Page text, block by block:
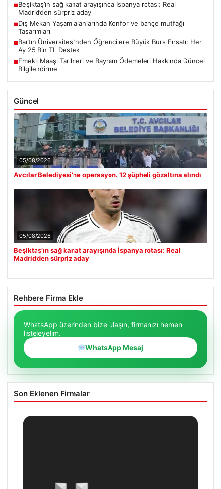
■Beşiktaş’ın sağ kanat arayışında İspanya rotası: Real
Madrid’den sürpriz aday
■Dış Mekan Yaşam alanlarında Konfor ve bahçe mutfağı
Tasarımları
■Bartın Üniversitesi’nden Öğrencilere Büyük Burs Fırsatı: Her
Ay 25 Bin TL Destek
■Emekli Maaşı Tarihleri ve Bayram Ödemeleri Hakkında Güncel
Bilgilendirme
Güncel
05/08/2026
Avcılar Belediyesi’ne operasyon. 12 şüpheli gözaltına alındı
05/08/2026
Beşiktaş’ın sağ kanat arayışında İspanya rotası: Real
Madrid’den sürpriz aday
Rehbere Firma Ekle
WhatsApp üzerinden bize ulaşın, firmanızı hemen
listeleyelim.
WhatsApp Mesaj
Son Eklenen Firmalar